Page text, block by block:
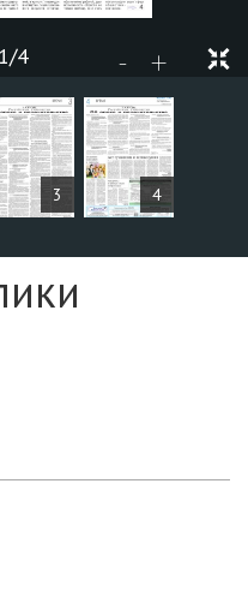
3 4
- +
1/4